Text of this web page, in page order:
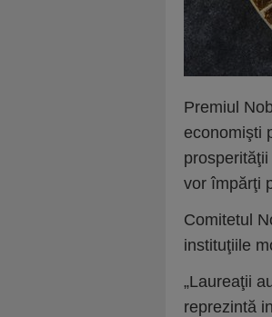
Premiul
economişti
vor împărţi
Comitetul
instituţiile
„Laureaţii
reprezintă